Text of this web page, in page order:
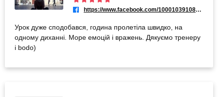
https://www.facebook.com/100010391083414
Урок дуже сподобався, година пролетіла швидко, на
одному диханні. Море емоцій і вражень. Дякуємо тренеру
і bodo)